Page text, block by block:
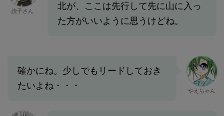
読子さん
北が、ここは先行して先に山に入っ
た方がいいように思うけどね。
確かにね。少しでもリードしておき
たいよね・・・
やえちゃん